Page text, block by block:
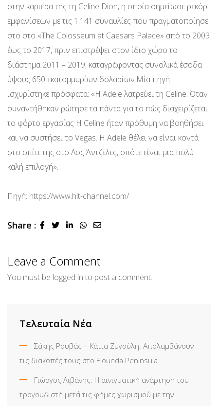
στην καριέρα της τη Celine Dion, η οποία σημείωσε ρεκόρ
εμφανίσεων με τις 1.141 συναυλίες που πραγματοποίησε
στο στο «The Colosseum at Caesars Palace» από το 2003
έως το 2017, πριν επιστρέψει στον ίδιο χώρο το
διάστημα 2011 – 2019, καταγράφοντας συνολικά έσοδα
ύψους 650 εκατομμυρίων δολαρίων.Μία πηγή
ισχυρίστηκε πρόσφατα: «Η Adele λατρεύει τη Celine. Όταν
συναντήθηκαν ρώτησε τα πάντα για το πώς διαχειρίζεται
το φόρτο εργασίας Η Celine ήταν πρόθυμη να βοηθήσει
και να συστήσει το Vegas. Η Adele θέλει να είναι κοντά
στο σπίτι της στο Λος Άντζελες, οπότε είναι μια πολύ
καλή επιλογή».
Πηγή: https://www.hit-channel.com/
Share : LinkedInWhatsapp
Share
Leave a Comment
You must be logged in to post a comment.
Τελευταία Νέα
Σάκης Ρουβάς – Κάτια Ζυγούλη: Απολαμβάνουν
τις διακοπές τους στο Elounda Peninsula
Γιώργος Λιβάνης: Η αινιγματική ανάρτηση του
τραγουδιστή μετά τις φήμες χωρισμού με την